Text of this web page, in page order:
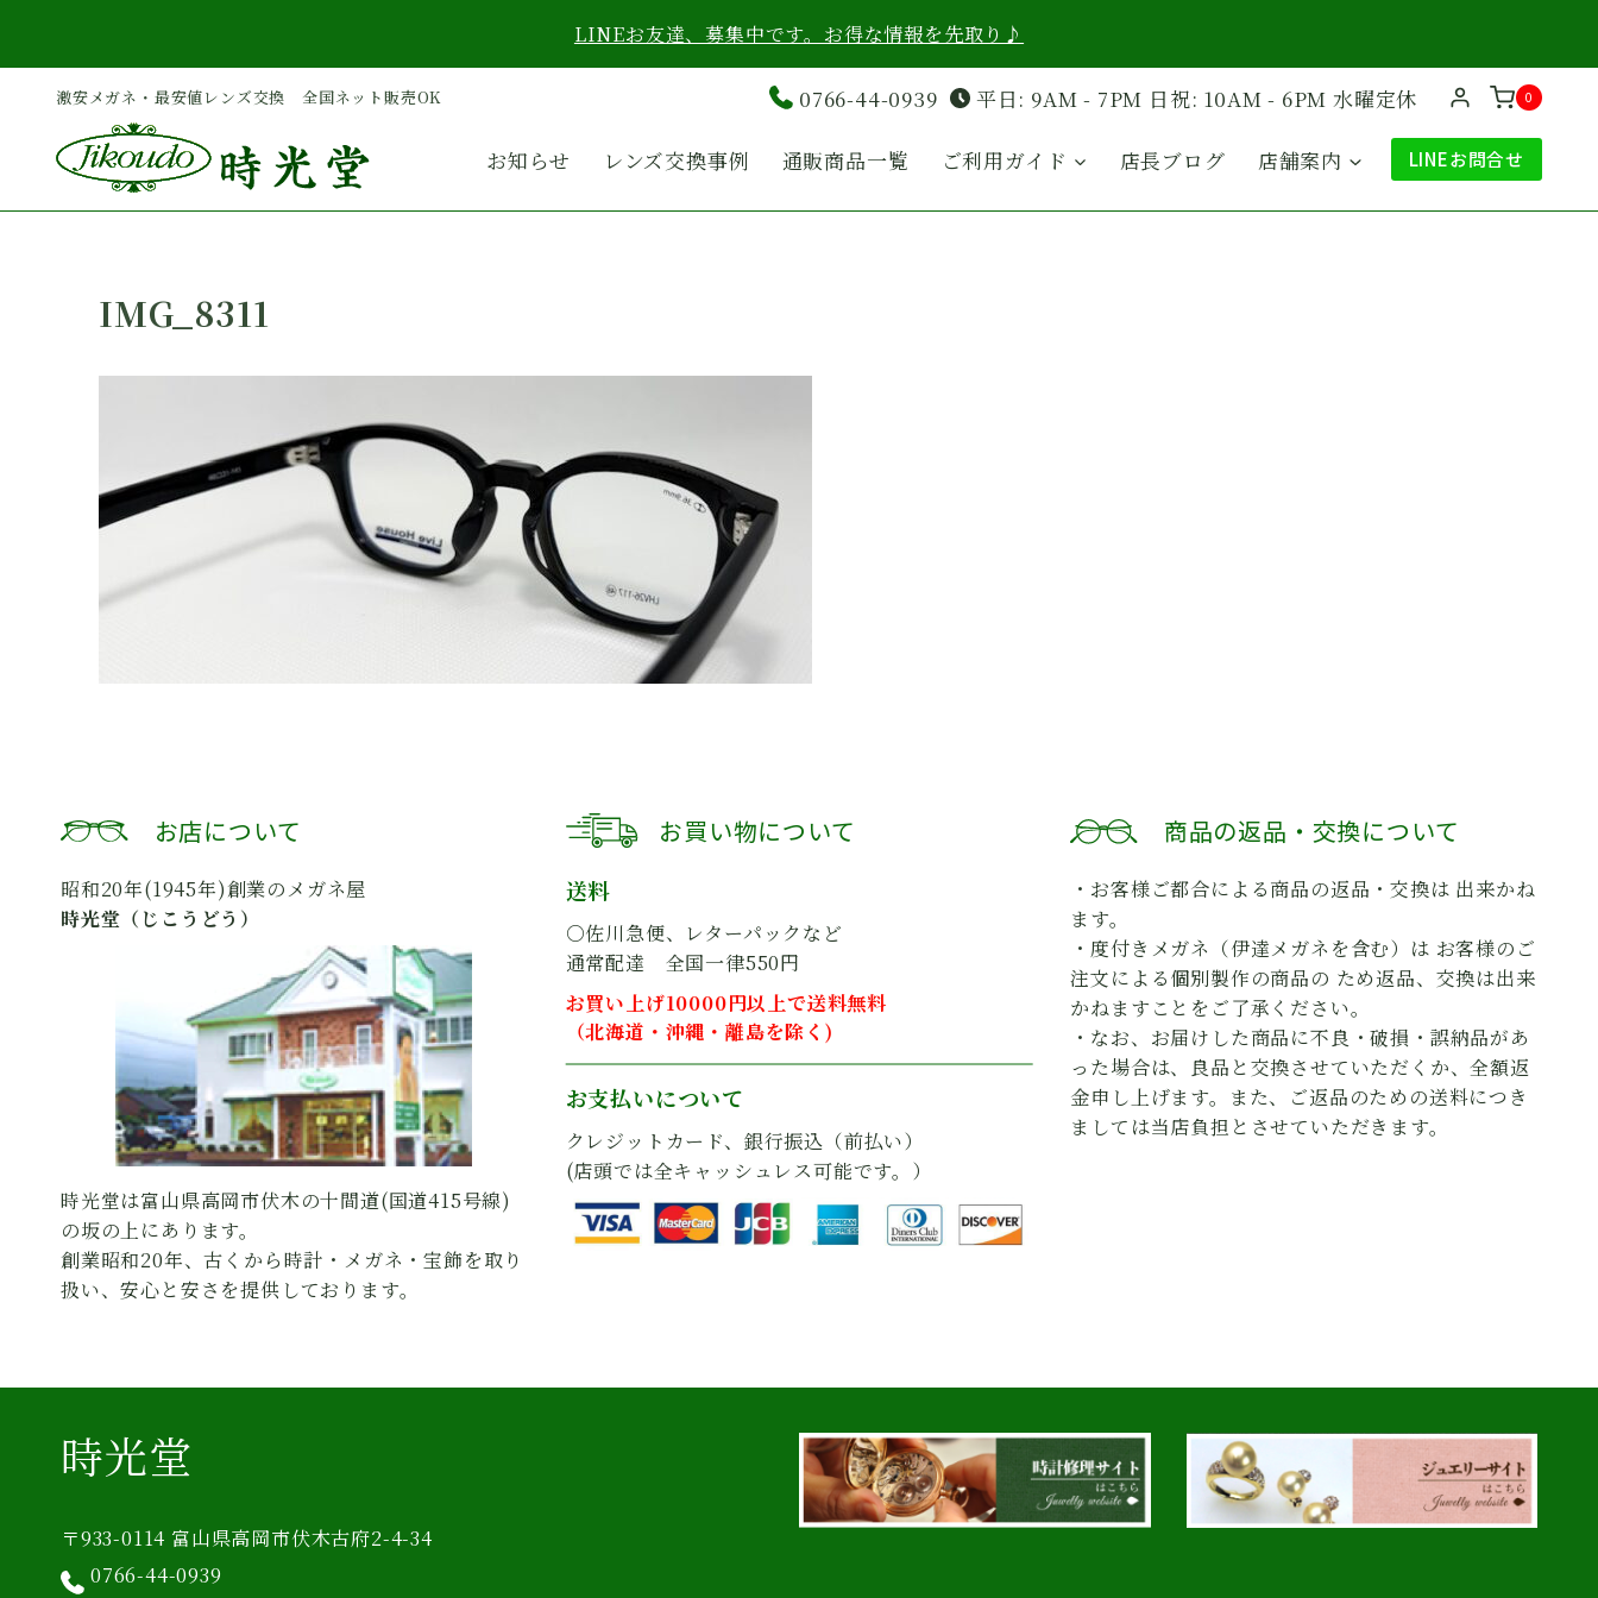
を
LINEお友達、募集中です。お得な情報を先取り♪
激安メガネ・最安値レンズ交換 全国ネット販売OK 0766-44-0939 平日: 9AM - 7PM 日祝: 10AM - 6PM 水曜定休 0
お知らせ レンズ交換事例 通販商品一覧 ご利用ガイド 店長ブログ 店舗案内 LINEお問合せ
IMG_8311
お店について
昭和20年(1945年)創業のメガネ屋
時光堂（じこうどう）
時光堂は富山県高岡市伏木の十間道(国道415号線)
の坂の上にあります。
創業昭和20年、古くから時計・メガネ・宝飾を取り
扱い、安心と安さを提供しております。
お買い物について
送料
○佐川急便、レターパックなど
通常配達 全国一律550円
お買い上げ10000円以上で送料無料
（北海道・沖縄・離島を除く)
お支払いについて
クレジットカード、銀行振込（前払い）
(店頭では全キャッシュレス可能です。）
商品の返品・交換について
・お客様ご都合による商品の返品・交換は 出来かね
ます。
・度付きメガネ（伊達メガネを含む）は お客様のご
注文による個別製作の商品の ため返品、交換は出来
かねますことをご了承ください。
・なお、お届けした商品に不良・破損・誤納品があ
った場合は、良品と交換させていただくか、全額返
金申し上げます。また、ご返品のための送料につき
ましては当店負担とさせていただきます。
時光堂
〒933-0114 富山県高岡市伏木古府2-4-34
0766-44-0939